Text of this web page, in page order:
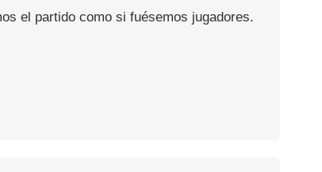
el partido como si fuésemos jugadores.